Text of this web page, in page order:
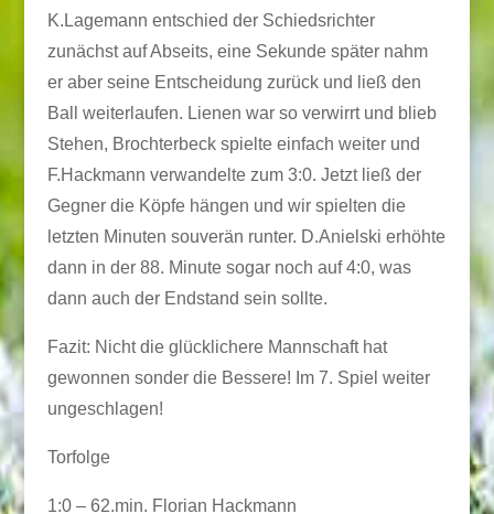
K.Lagemann entschied der Schiedsrichter
zunächst auf Abseits, eine Sekunde später nahm
er aber seine Entscheidung zurück und ließ den
Ball weiterlaufen. Lienen war so verwirrt und blieb
Stehen, Brochterbeck spielte einfach weiter und
F.Hackmann verwandelte zum 3:0. Jetzt ließ der
Gegner die Köpfe hängen und wir spielten die
letzten Minuten souverän runter. D.Anielski erhöhte
dann in der 88. Minute sogar noch auf 4:0, was
dann auch der Endstand sein sollte.
Fazit: Nicht die glücklichere Mannschaft hat
gewonnen sonder die Bessere! Im 7. Spiel weiter
ungeschlagen!
Torfolge
1:0 – 62.min. Florian Hackmann